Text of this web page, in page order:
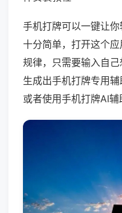
手机打牌可以一键让
十分简单，打开这个
规律，只需要输入自
生成出手机打牌专用
或者使用手机打牌AI辅